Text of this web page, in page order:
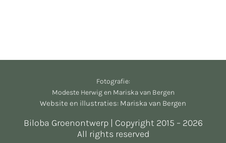
Fotografie:
Modeste Herwig en Mariska van Bergen
Website en illustraties: Mariska van Bergen
Biloba Groenontwerp | Copyright 2015 – 2026
All rights reserved